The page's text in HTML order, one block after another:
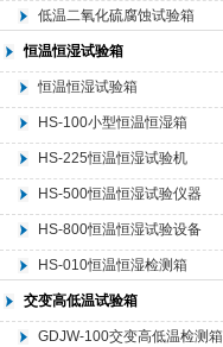
低温二氧化硫腐蚀试验箱
恒温恒湿试验箱
恒温恒湿试验箱
HS-100小型恒温恒湿箱
HS-225恒温恒湿试验机
HS-500恒温恒湿试验仪器
HS-800恒温恒湿试验设备
HS-010恒温恒湿检测箱
交变高低温试验箱
GDJW-100交变高低温检测箱